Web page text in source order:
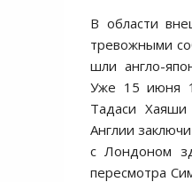
В области
тревожными
шли англо-
Уже 15 июня
Тадаси
Англии
с Лондоном
пересмотра